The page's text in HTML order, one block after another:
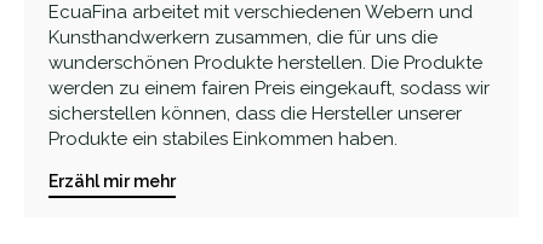
EcuaFina arbeitet mit verschiedenen Webern und
Kunsthandwerkern zusammen, die für uns die
wunderschönen Produkte herstellen. Die Produkte
werden zu einem fairen Preis eingekauft, sodass wir
sicherstellen können, dass die Hersteller unserer
Produkte ein stabiles Einkommen haben.
Erzähl mir mehr